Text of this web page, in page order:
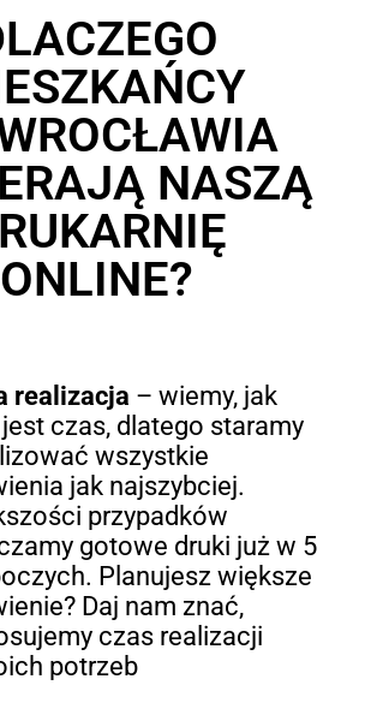
NASZĄ
ONLINE?
realizacja – wiemy, jak
czas, dlatego staramy
wszystkie
jak najszybciej.
przypadków
gotowe druki już w 5
Planujesz większe
Daj nam znać,
czas realizacji
potrzeb